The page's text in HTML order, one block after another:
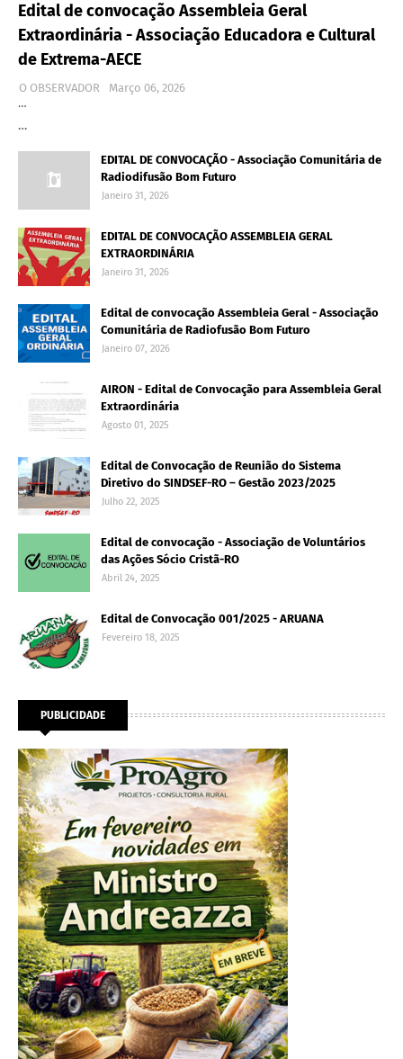
Edital de convocação Assembleia Geral
Extraordinária - Associação Educadora e Cultural
de Extrema-AECE
O OBSERVADOR
Março 06, 2026
…
…
EDITAL DE CONVOCAÇÃO - Associação Comunitária de
Radiodifusão Bom Futuro
Janeiro 31, 2026
EDITAL DE CONVOCAÇÃO ASSEMBLEIA GERAL
EXTRAORDINÁRIA
Janeiro 31, 2026
Edital de convocação Assembleia Geral - Associação
Comunitária de Radiofusão Bom Futuro
Janeiro 07, 2026
AIRON - Edital de Convocação para Assembleia Geral
Extraordinária
Agosto 01, 2025
Edital de Convocação de Reunião do Sistema
Diretivo do SINDSEF-RO – Gestão 2023/2025
Julho 22, 2025
Edital de convocação - Associação de Voluntários
das Ações Sócio Cristã-RO
Abril 24, 2025
Edital de Convocação 001/2025 - ARUANA
Fevereiro 18, 2025
PUBLICIDADE